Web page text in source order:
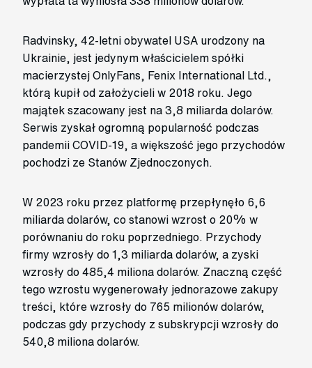
Radvinsky, 42-letni obywatel USA urodzony na
Ukrainie, jest jedynym właścicielem spółki
macierzystej OnlyFans, Fenix International Ltd.,
którą kupił od założycieli w 2018 roku. Jego
majątek szacowany jest na 3,8 miliarda dolarów.
Serwis zyskał ogromną popularność podczas
pandemii COVID-19, a większość jego przychodów
pochodzi ze Stanów Zjednoczonych.
W 2023 roku przez platformę przepłynęło 6,6
miliarda dolarów, co stanowi wzrost o 20% w
porównaniu do roku poprzedniego. Przychody
firmy wzrosły do 1,3 miliarda dolarów, a zyski
wzrosły do 485,4 miliona dolarów. Znaczną część
tego wzrostu wygenerowały jednorazowe zakupy
treści, które wzrosły do 765 milionów dolarów,
podczas gdy przychody z subskrypcji wzrosły do
540,8 miliona dolarów.